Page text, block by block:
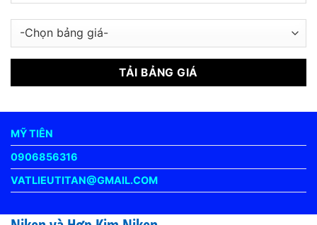
MỸ TIÊN
0906856316
VATLIEUTITAN@GMAIL.COM